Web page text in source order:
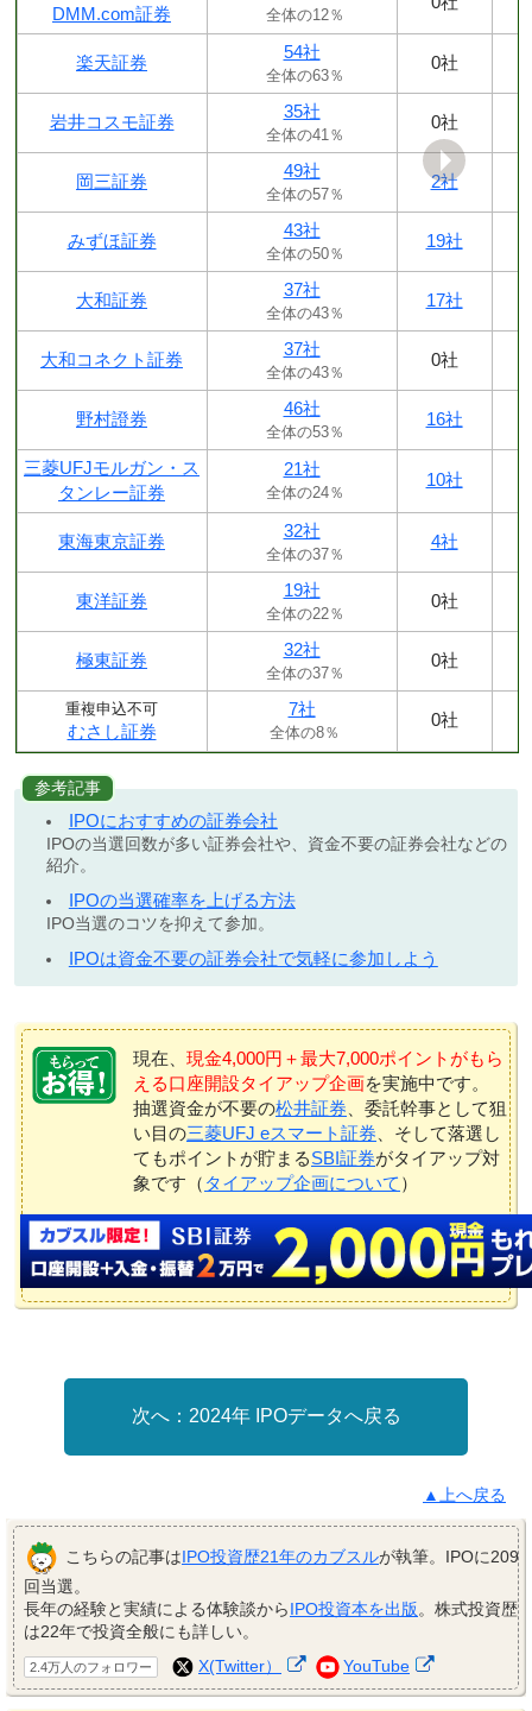
DMM.com証券 全体の12％
楽天証券
54社
全体の63％
0社
岩井コスモ証券
35社
全体の41％
0社
岡三証券
49社
全体の57％
2社
みずほ証券
43社
全体の50％
19社
大和証券
37社
全体の43％
17社
大和コネクト証券
37社
全体の43％
0社
野村證券
46社
全体の53％
16社
三菱UFJモルガン・ス
タンレー証券
21社
全体の24％
10社
東海東京証券
32社
全体の37％
4社
東洋証券
19社
全体の22％
0社
極東証券
32社
全体の37％
0社
重複申込不可
むさし証券
7社
全体の8％
0社
参考記事
IPOにおすすめの証券会社
IPOの当選回数が多い証券会社や、資金不要の証券会社などの
紹介。
IPOの当選確率を上げる方法
IPO当選のコツを抑えて参加。
IPOは資金不要の証券会社で気軽に参加しよう
現在、 現金4,000円＋最大7,000ポイントがもら
える口座開設タイアップ企画を実施中です。
抽選資金が不要の松井証券 、委託幹事として狙
い目の三菱UFJ eスマート証券 、そして落選し
てもポイントが貯まるSBI証券がタイアップ対
象です（ タイアップ企画について ）
2024年 IPOデータへ戻る
▲上へ戻る
こちらの記事はIPO投資歴21年のカブスルが執筆。IPOに209
回当選。
長年の経験と実績による体験談からIPO投資本を出版。株式投資歴
は22年で投資全般にも詳しい。
2.4万人のフォロワー X(Twitter） YouTube